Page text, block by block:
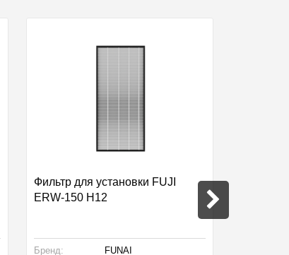
Фильтр для установки FUJI
ERW-150 H12
Бренд: FUNAI